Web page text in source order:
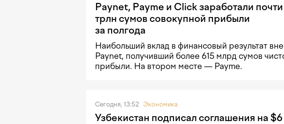
Paynet, Payme и Click заработали почти
трлн сумов совокупной прибыли
за полгода
Наибольший вклад в финансовый результат
Paynet, получивший более 615 млрд сумов
прибыли. На втором месте — Payme.
Сегодня, 13:52 Экономика
Узбекистан подписал соглашения на $6